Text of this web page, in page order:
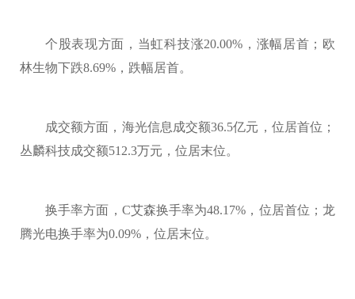
个股表现方面，当虹科技涨20.00%，涨幅居首；欧
林生物下跌8.69%，跌幅居首。
成交额方面，海光信息成交额36.5亿元，位居首位；
丛麟科技成交额512.3万元，位居末位。
换手率方面，C艾森换手率为48.17%，位居首位；龙
腾光电换手率为0.09%，位居末位。